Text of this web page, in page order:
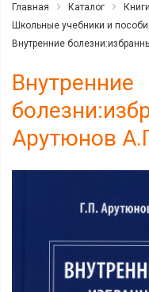
Главная Каталог Книги
Школьные учебники и
Внутренние
Внутренние
Арутюнов